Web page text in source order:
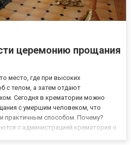
церемонию прощания
место, где при высоких
с телом, а затем отдают
Сегодня в крематории можно
с умершим человеком, что
практичным способом. Почему?
с администрацией крематория о